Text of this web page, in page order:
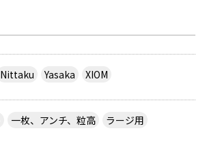
Nittaku Yasaka
XIOM
一枚、アンチ、粒高 ラージ用